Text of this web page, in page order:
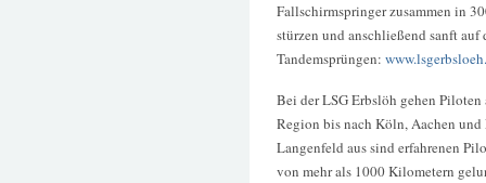
Fallschirmspringer zusammen in
stürzen und anschließend sanft
Tandemsprüngen:
Bei der LSG Erbslöh gehen
Region bis nach Köln, Aachen
Langenfeld aus sind erfahrenen
von mehr als 1000 Kilometern